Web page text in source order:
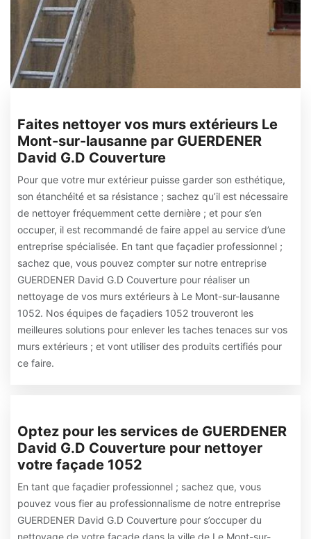
Faites nettoyer vos murs extérieurs Le
Mont-sur-lausanne par GUERDENER
David G.D Couverture
Pour que votre mur extérieur puisse garder son esthétique,
son étanchéité et sa résistance ; sachez qu’il est nécessaire
de nettoyer fréquemment cette dernière ; et pour s’en
occuper, il est recommandé de faire appel au service d’une
entreprise spécialisée. En tant que façadier professionnel ;
sachez que, vous pouvez compter sur notre entreprise
GUERDENER David G.D Couverture pour réaliser un
nettoyage de vos murs extérieurs à Le Mont-sur-lausanne
1052. Nos équipes de façadiers 1052 trouveront les
meilleures solutions pour enlever les taches tenaces sur vos
murs extérieurs ; et vont utiliser des produits certifiés pour
ce faire.
Optez pour les services de GUERDENER
David G.D Couverture pour nettoyer
votre façade 1052
En tant que façadier professionnel ; sachez que, vous
pouvez vous fier au professionnalisme de notre entreprise
GUERDENER David G.D Couverture pour s’occuper du
nettoyage de votre façade dans la ville de Le Mont-sur-